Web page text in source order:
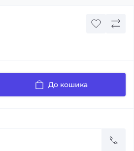
До кошика